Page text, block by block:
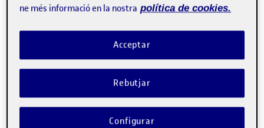
Sembla que no trobem el que busques. Potser la
funció de cerca pot ajudar.
ne més informació en la nostra política de cookies.
Rebutjar
Acceptar
Configurar